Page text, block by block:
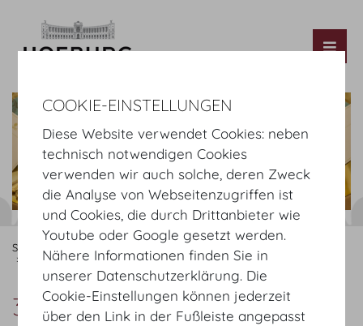
Startseite Organisieren Catering
3-Gang Menüs
3- Gang Menüs
COOKIE-EINSTELLUNGEN
Diese Website verwendet Cookies: neben
technisch notwendigen Cookies
verwenden wir auch solche, deren Zweck
die Analyse von Webseitenzugriffen ist
und Cookies, die durch Drittanbieter wie
Youtube oder Google gesetzt werden.
Nähere Informationen finden Sie in
unserer Datenschutzerklärung. Die
Cookie-Einstellungen können jederzeit
über den Link in der Fußleiste angepasst